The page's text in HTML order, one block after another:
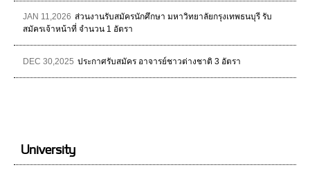
JAN 11,2026 ส่วนงานรับสมัครนักศึกษา มหาวิทยาลัยกรุงเทพธนบุรี รับ
สมัครเจ้าหน้าที่ จำนวน 1 อัตรา
DEC 30,2025 ประกาศรับสมัคร อาจารย์ชาวต่างชาติ 3 อัตรา
University